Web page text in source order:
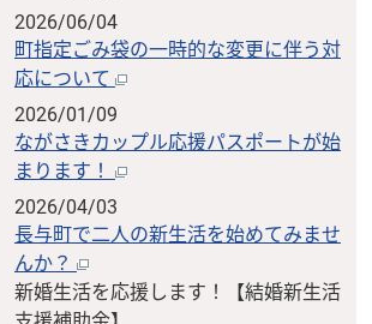
2026/06/04
町指定ごみ袋の一時的な変更に伴う対
応について
2026/01/09
ながさきカップル応援パスポートが始
まります！
2026/04/03
長与町で二人の新生活を始めてみませ
んか？
新婚生活を応援します！【結婚新生活